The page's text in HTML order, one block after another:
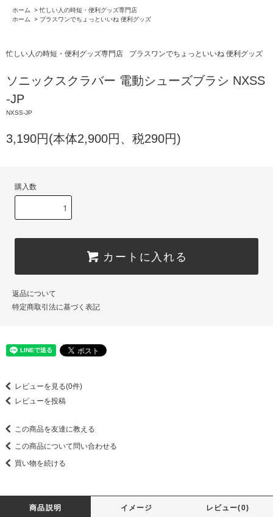
ホーム > 忙しい人の時短・便利グッズ専門店
ホーム
> プラスワンでちょっといいね 便利グッズ
忙しい人の時短・便利グッズ専門店 プラスワンでちょっといいね 便利グッズ
ソニックスクラバー 電動シューズブラシ NXSS
-JP
NXSS-JP
3,190円(本体2,900円、税290円)
購入数
カートに入れる
返品について
特定商取引法に基づく表記
レビューを見る(0件)
レビューを投稿
この商品を友達に教える
この商品について問い合わせる
買い物を続ける
商品説明 イメージ レビュー(0)